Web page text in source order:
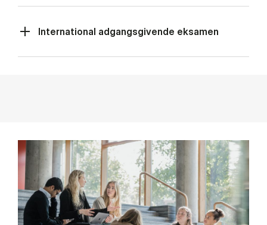
International adgangsgivende eksamen